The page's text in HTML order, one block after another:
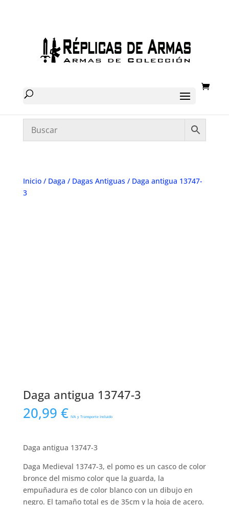
Inicio/ Daga / Dagas Antiguas/ Daga antigua 13747-
3
Daga antigua 13747-3
20,99 € IVA y Transporte Incluido
Daga antigua 13747-3
Daga Medieval 13747-3, el pomo es un casco de color
bronce del mismo color que la guarda, la
empuñadura es de color blanco con un dibujo en
negro. El tamaño total es de 35cm y la hoja de acero.